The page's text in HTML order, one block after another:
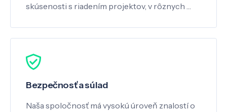
skúsenosti s riadením projektov, v rôznych …
Bezpečnosť a súlad
Naša spoločnosť má vysokú úroveň znalostí o